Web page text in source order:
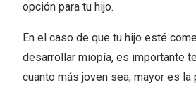
opción para tu hijo.
En el caso de que tu hijo esté
desarrollar miopía, es importante
cuanto más joven sea, mayor es